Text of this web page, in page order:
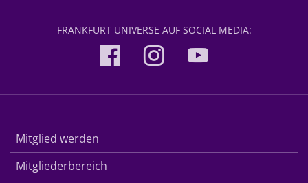
FRANKFURT UNIVERSE AUF SOCIAL MEDIA:
Mitglied werden
Mitgliederbereich